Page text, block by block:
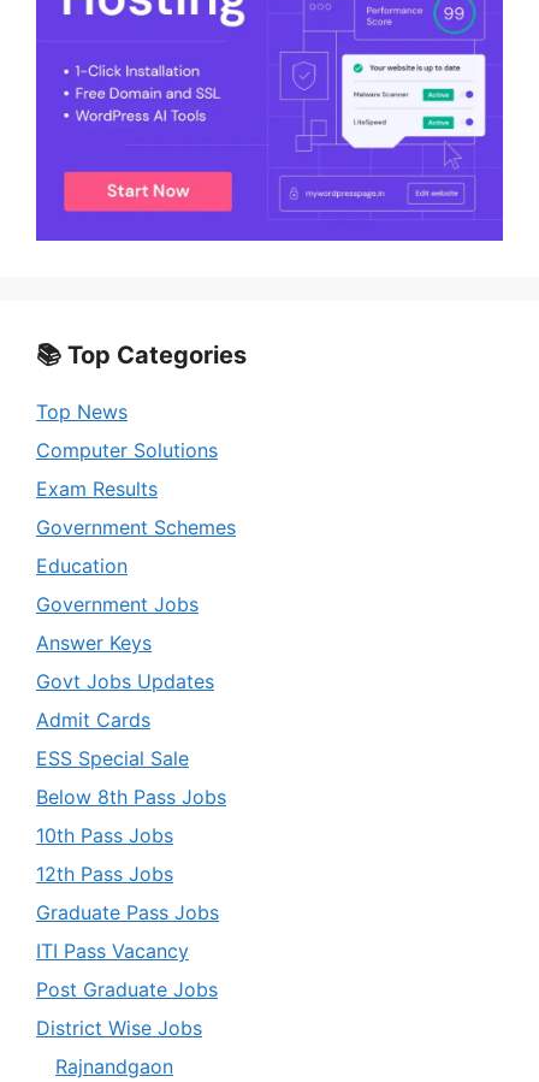
📚 Top Categories
Top News
Computer Solutions
Exam Results
Government Schemes
Education
Government Jobs
Answer Keys
Govt Jobs Updates
Admit Cards
ESS Special Sale
Below 8th Pass Jobs
10th Pass Jobs
12th Pass Jobs
Graduate Pass Jobs
ITI Pass Vacancy
Post Graduate Jobs
District Wise Jobs
Rajnandgaon